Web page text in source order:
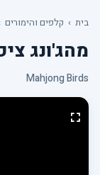
בית › קלפים והימורים
מהג'ונג
Mahjong Birds